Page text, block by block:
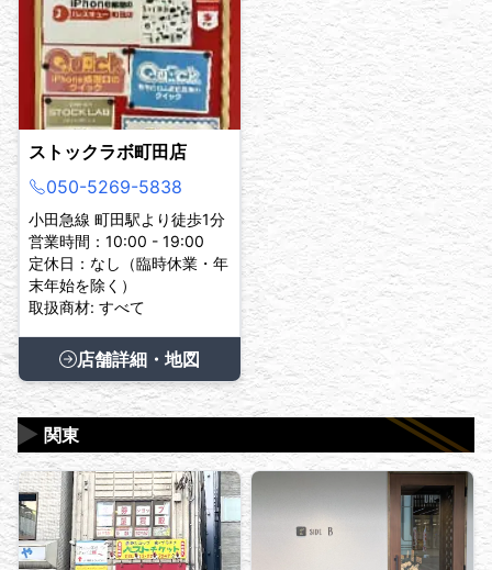
ストックラボ町田店
050-5269-5838
小田急線 町田駅より徒歩1分
営業時間：10:00 - 19:00
定休日：なし（臨時休業・年
末年始を除く）
取扱商材: すべて
店舗詳細・地図
関東
▶